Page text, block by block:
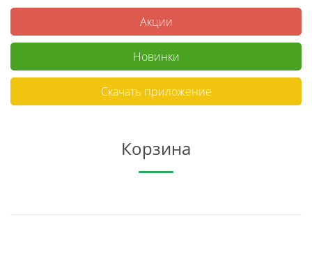
Акции
Новинки
Скачать приложение
Корзина